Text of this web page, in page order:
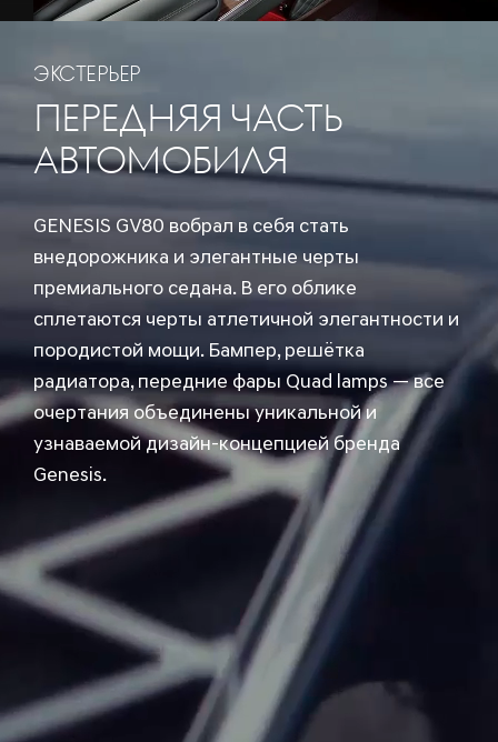
ЭКСТЕРЬЕР
ПЕРЕДНЯЯ ЧАСТЬ
АВТОМОБИЛЯ
GENESIS GV80 вобрал в себя стать
внедорожника и элегантные черты
премиального седана. В его облике
сплетаются черты атлетичной элегантности и
породистой мощи. Бампер, решётка
радиатора, передние фары Quad lamps — все
очертания объединены уникальной и
узнаваемой дизайн-концепцией бренда
Genesis.